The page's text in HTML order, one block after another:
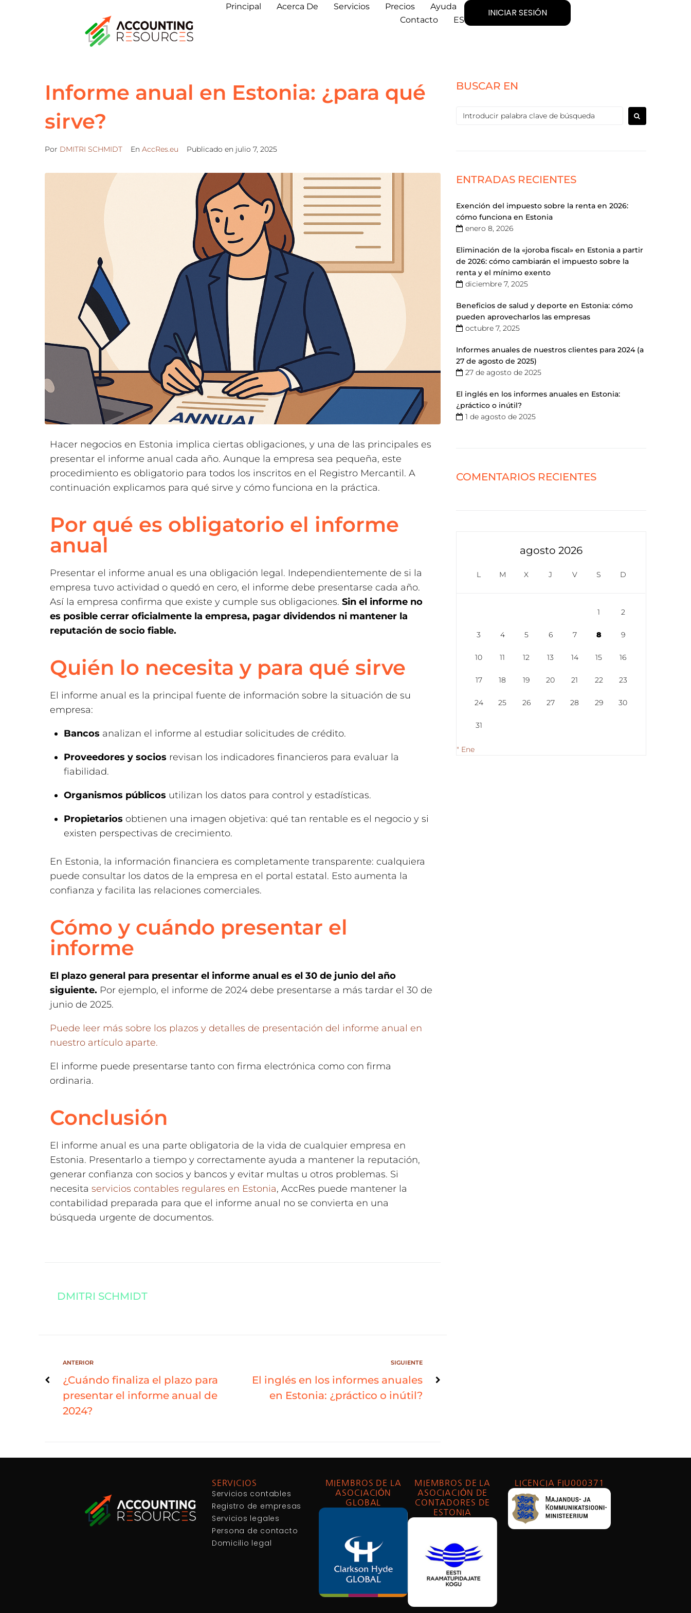
Principal Acerca De Servicios Precios
Ayuda
Contacto
ES
INICIAR SESIÓN
Informe anual en Estonia: ¿para qué
sirve?
Por DMITRI SCHMIDT En AccRes.eu Publicado en julio 7, 2025
Hacer negocios en Estonia implica ciertas obligaciones, y una de las principales es
presentar el informe anual cada año. Aunque la empresa sea pequeña, este
procedimiento es obligatorio para todos los inscritos en el Registro Mercantil. A
continuación explicamos para qué sirve y cómo funciona en la práctica.
Por qué es obligatorio el informe
anual
Presentar el informe anual es una obligación legal. Independientemente de si la
empresa tuvo actividad o quedó en cero, el informe debe presentarse cada año.
Así la empresa confirma que existe y cumple sus obligaciones. Sin el informe no
es posible cerrar oficialmente la empresa, pagar dividendos ni mantener la
reputación de socio fiable.
Quién lo necesita y para qué sirve
El informe anual es la principal fuente de información sobre la situación de su
empresa:
Bancos analizan el informe al estudiar solicitudes de crédito.
Proveedores y socios revisan los indicadores financieros para evaluar la
fiabilidad.
Organismos públicos utilizan los datos para control y estadísticas.
Propietarios obtienen una imagen objetiva: qué tan rentable es el negocio y si
existen perspectivas de crecimiento.
En Estonia, la información financiera es completamente transparente: cualquiera
puede consultar los datos de la empresa en el portal estatal. Esto aumenta la
confianza y facilita las relaciones comerciales.
Cómo y cuándo presentar el
informe
El plazo general para presentar el informe anual es el 30 de junio del año
siguiente. Por ejemplo, el informe de 2024 debe presentarse a más tardar el 30 de
junio de 2025.
Puede leer más sobre los plazos y detalles de presentación del informe anual en
nuestro artículo aparte.
El informe puede presentarse tanto con firma electrónica como con firma
ordinaria.
Conclusión
El informe anual es una parte obligatoria de la vida de cualquier empresa en
Estonia. Presentarlo a tiempo y correctamente ayuda a mantener la reputación,
generar confianza con socios y bancos y evitar multas u otros problemas. Si
necesita servicios contables regulares en Estonia, AccRes puede mantener la
contabilidad preparada para que el informe anual no se convierta en una
búsqueda urgente de documentos.
DMITRI SCHMIDT
ANTERIOR
¿Cuándo finaliza el plazo para
presentar el informe anual de
2024?
SIGUIENTE
El inglés en los informes anuales
en Estonia: ¿práctico o inútil?
BUSCAR EN
ENTRADAS RECIENTES
Exención del impuesto sobre la renta en 2026:
cómo funciona en Estonia
enero 8, 2026
Eliminación de la «joroba fiscal» en Estonia a partir
de 2026: cómo cambiarán el impuesto sobre la
renta y el mínimo exento
diciembre 7, 2025
Beneficios de salud y deporte en Estonia: cómo
pueden aprovecharlos las empresas
octubre 7, 2025
Informes anuales de nuestros clientes para 2024 (a
27 de agosto de 2025)
27 de agosto de 2025
El inglés en los informes anuales en Estonia:
¿práctico o inútil?
1 de agosto de 2025
COMENTARIOS RECIENTES
agosto 2026
L M X J V S D
1 2
3 4 5 6 7 8 9
10 11 12 13 14 15 16
17 18 19 20 21 22 23
24 25 26 27 28 29 30
31
" Ene
SERVICIOS
Servicios contables
Registro de empresas
Servicios legales
Persona de contacto
Domicilio legal
MIEMBROS DE LA
ASOCIACIÓN
GLOBAL
MIEMBROS DE LA
ASOCIACIÓN DE
CONTADORES DE
ESTONIA
LICENCIA FIU000371